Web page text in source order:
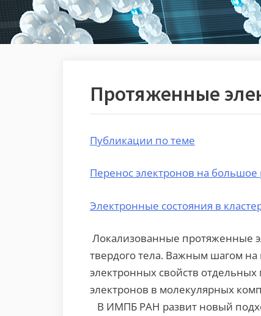
Протяженные
Публикации по теме
Перенос электронов на большое
Электронные состояния в
Локализованные протяженные
твердого тела. Важным шагом на
электронных свойств
электронов в молекулярных
В ИМПБ РАН развит новый